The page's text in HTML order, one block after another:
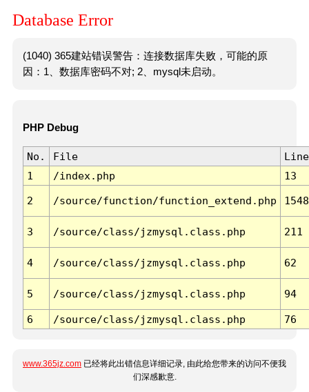
Database Error
(1040) 365建站错误警告：连接数据库失败，可能的原
因：1、数据库密码不对; 2、mysql未启动。
PHP Debug
No. File
Line
1
/index.php 13
2 /source/function/function_extend.php 1548
3 /source/class/jzmysql.class.php 211
4 /source/class/jzmysql.class.php 62
5 /source/class/jzmysql.class.php 94
6 /source/class/jzmysql.class.php 76
www.365jz.com 已经将此出错信息详细记录, 由此给您带来的访问不便我
们深感歉意.